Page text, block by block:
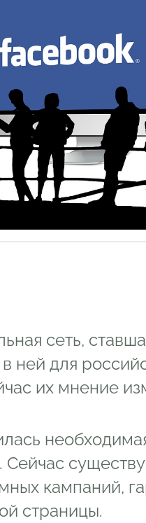
Facebook
заранее и общайтесь
сети к
средство
аудитории
варианты
сеть,
ней для
их мнение
Сейчас
кампаний,
страницы.